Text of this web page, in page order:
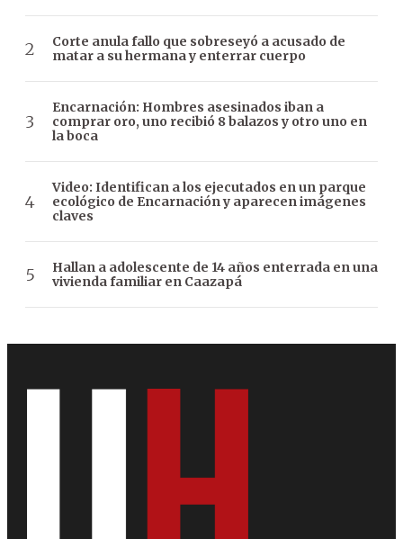
Corte anula fallo que sobreseyó a acusado de
matar a su hermana y enterrar cuerpo
Encarnación: Hombres asesinados iban a
comprar oro, uno recibió 8 balazos y otro uno en
la boca
Video: Identifican a los ejecutados en un parque
ecológico de Encarnación y aparecen imágenes
claves
Hallan a adolescente de 14 años enterrada en una
vivienda familiar en Caazapá